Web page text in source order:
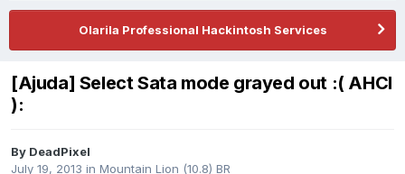
Olarila Professional Hackintosh Services
[Ajuda] Select Sata mode grayed out :( AHCI
):
By DeadPixel
July 19, 2013 in Mountain Lion (10.8) BR